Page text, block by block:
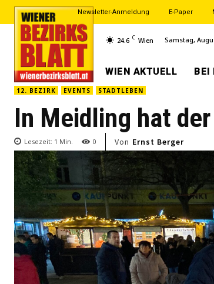
Newsletter-Anmeldung E-Paper
24.6 C Wien Samstag,
WIEN AKTUELL BEI
12. BEZIRK EVENTS STADTLEBEN
In Meidling hat
Lesezeit: 1 Min. 0 Von Ernst Berger